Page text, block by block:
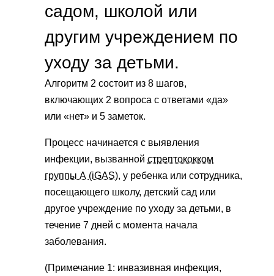
садом, школой или
другим учреждением по
уходу за детьми.
Алгоритм 2 состоит из 8 шагов,
включающих 2 вопроса с ответами «да»
или «нет» и 5 заметок.
Процесс начинается с выявления
инфекции, вызванной стрептококком
группы А (iGAS), у ребенка или сотрудника,
посещающего школу, детский сад или
другое учреждение по уходу за детьми, в
течение 7 дней с момента начала
заболевания.
(Примечание 1: инвазивная инфекция,